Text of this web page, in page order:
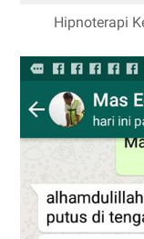
Hipnoterapi